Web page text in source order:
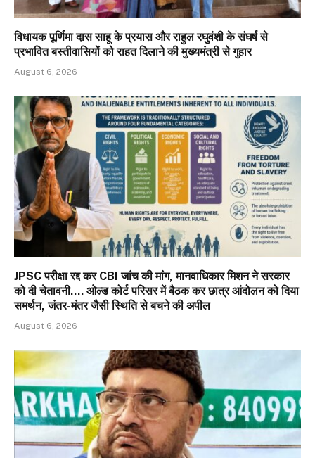
विधायक पूर्णिमा दास साहू के प्रयास और राहुल रघुवंशी के संघर्ष से
प्रभावित बस्तीवासियों को राहत दिलाने की मुख्यमंत्री से गुहार
August 6, 2026
JPSC परीक्षा रद्द कर CBI जांच की मांग, मानवाधिकार मिशन ने सरकार
को दी चेतावनी…. ओल्ड कोर्ट परिसर में बैठक कर छात्र आंदोलन को दिया
समर्थन, जंतर-मंतर जैसी स्थिति से बचने की अपील
August 6, 2026